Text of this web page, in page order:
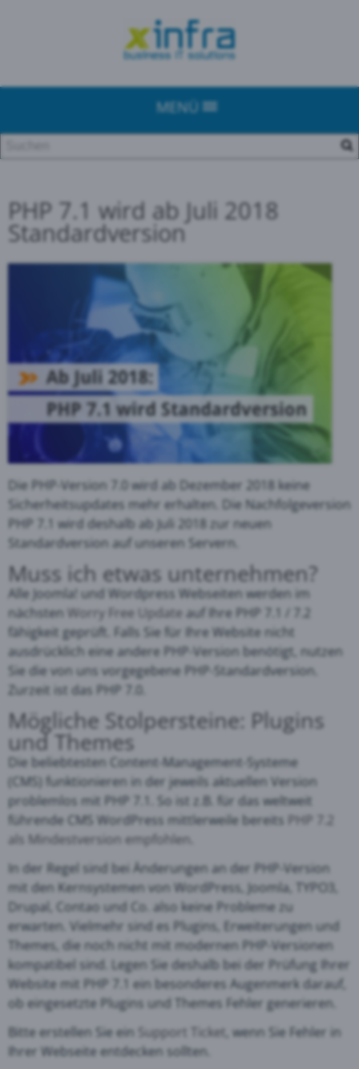
MENÜ
PHP 7.1 wird ab Juli 2018
Standardversion
Die PHP-Version 7.0 wird ab Dezember 2018 keine
Sicherheitsupdates mehr erhalten. Die Nachfolgeversion
PHP 7.1 wird deshalb ab Juli 2018 zur neuen
Standardversion auf unseren Servern.
Muss ich etwas unternehmen?
Alle Joomla! und Wordpress Webseiten werden im
nächsten Worry Free Update auf Ihre PHP 7.1 / 7.2
fähigkeit geprüft. Falls Sie für Ihre Website nicht
ausdrücklich eine andere PHP-Version benötigt, nutzen
Sie die von uns vorgegebene PHP-Standardversion.
Zurzeit ist das PHP 7.0.
Mögliche Stolpersteine: Plugins
und Themes
Die beliebtesten Content-Management-Systeme
(CMS)
funktionieren in der jeweils aktuellen Version
problemlos mit PHP 7.1. So ist z.B. für das weltweit
führende CMS WordPress mittlerweile bereits PHP 7.2
als Mindestversion empfohlen
In der Regel sind bei Änderungen an der PHP-Version
mit den Kernsystemen von WordPress, Joomla, TYPO3,
Drupal, Contao und Co. also keine Probleme zu
erwarten. Vielmehr sind es Plugins, Erweiterungen und
Themes, die noch nicht mit modernen PHP-Versionen
kompatibel sind. Legen Sie deshalb bei der Prüfung Ihrer
Website mit PHP 7.1 ein besonderes Augenmerk darauf,
ob eingesetzte Plugins und Themes Fehler generieren.
Bitte erstellen Sie ein
Support Ticket , wenn Sie Fehler in
Ihrer Webseite entdecken sollten.